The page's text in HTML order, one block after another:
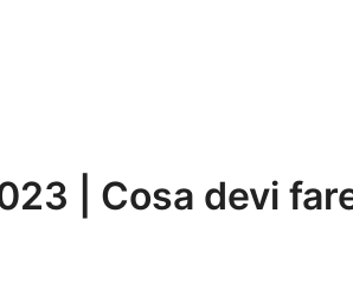
| Cosa devi fare